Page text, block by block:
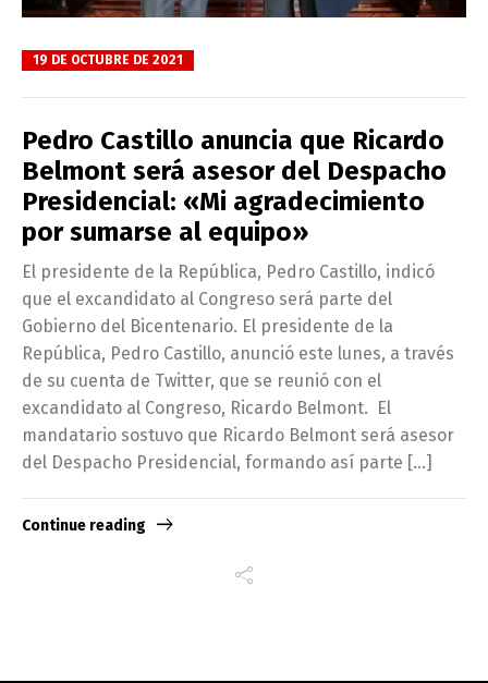
19 DE OCTUBRE DE 2021
Pedro Castillo anuncia que Ricardo
Belmont será asesor del Despacho
Presidencial: «Mi agradecimiento
por sumarse al equipo»
El presidente de la República, Pedro Castillo, indicó
que el excandidato al Congreso será parte del
Gobierno del Bicentenario. El presidente de la
República, Pedro Castillo, anunció este lunes, a través
de su cuenta de Twitter, que se reunió con el
excandidato al Congreso, Ricardo Belmont. El
mandatario sostuvo que Ricardo Belmont será asesor
del Despacho Presidencial, formando así parte […]
Continue reading